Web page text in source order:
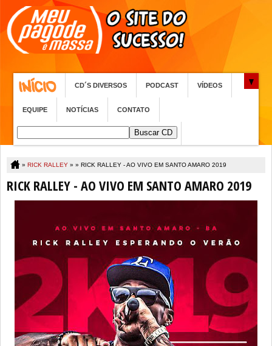
CD´S DIVERSOS PODCAST VÍDEOS
EQUIPE NOTÍCIAS CONTATO
» RICK RALLEY » » RICK RALLEY - AO VIVO EM SANTO AMARO 2019
RICK RALLEY - AO VIVO EM SANTO AMARO 2019